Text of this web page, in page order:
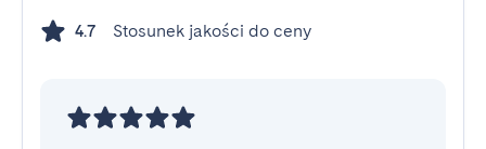
4.7 Stosunek jakości do ceny